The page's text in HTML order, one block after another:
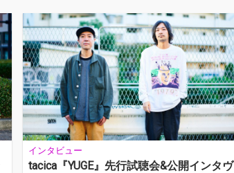
インタビュー
tacica『YUGE』先行試聴会&公開インタヴ